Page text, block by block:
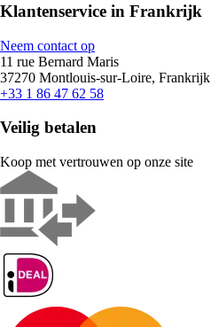
Klantenservice in Frankrijk
Neem contact op
11 rue Bernard Maris
37270 Montlouis-sur-Loire, Frankrijk
+33 1 86 47 62 58
Veilig betalen
Koop met vertrouwen op onze site